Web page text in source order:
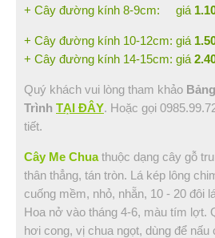
+ Cây đường kính 8-9cm: giá
+ Cây đường kính 10-12cm: giá
+ Cây đường kính 14-15cm: giá
Quý khách vui lòng tham khảo
Trình TẠI ĐÂY. Hoặc gọi
tiết.
Cây Me Chuathuộc dạng cây gỗ
thân thẳng, tán tròn. Lá kép lông
cuống mềm, nhỏ, nhẵn, 10 - 20 đôi
Hoa nở vào tháng 4-6, màu tím lợt.
hơi cong, vị chua ngọt, dùng để nấu